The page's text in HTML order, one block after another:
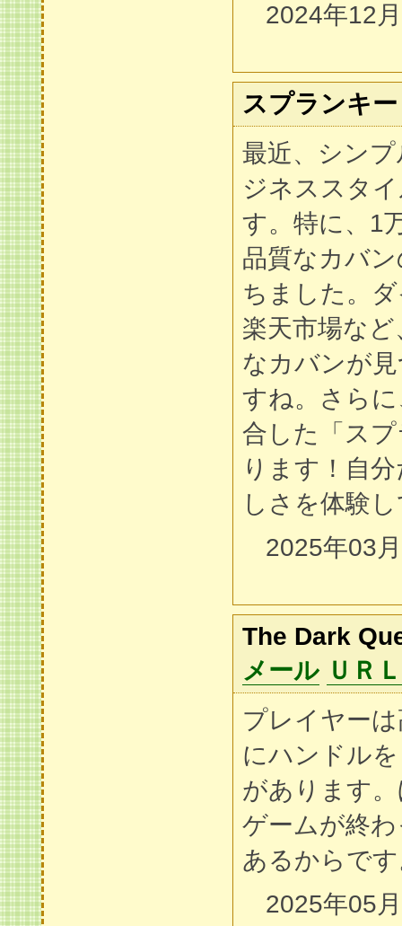
2024年12
スプランキー
最近、シン
ジネススタ
す。特に、1
品質なカバ
ちました。
楽天市場な
なカバンが
すね。さら
合した「ス
ります！自
しさを体験
2025年03
The Dark
メール ＵＲＬ
プレイヤー
にハンドル
があります
ゲームが終
あるからで
2025年05